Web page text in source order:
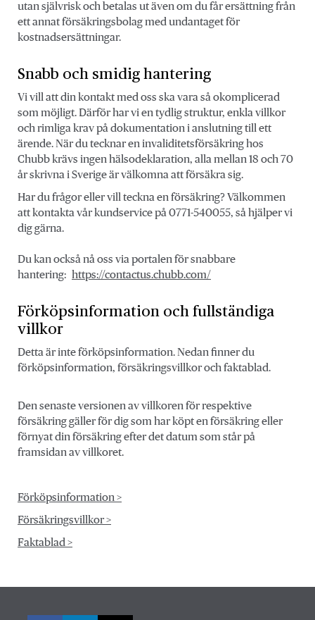
utan självrisk och betalas ut även om du får ersättning från
ett annat försäkringsbolag med undantaget för
kostnadsersättningar.
Snabb och smidig hantering
Vi vill att din kontakt med oss ska vara så okomplicerad
som möjligt. Därför har vi en tydlig struktur, enkla villkor
och rimliga krav på dokumentation i anslutning till ett
ärende. När du tecknar en invaliditetsförsäkring hos
Chubb krävs ingen hälsodeklaration, alla mellan 18 och 70
år skrivna i Sverige är välkomna att försäkra sig.
Har du frågor eller vill teckna en försäkring? Välkommen
att kontakta vår kundservice på 0771-540055, så hjälper vi
dig gärna.
Du kan också nå oss via portalen för snabbare
hantering:
https://contactus.chubb.com/
Förköpsinformation och fullständiga
villkor
Detta är inte förköpsinformation. Nedan finner du
förköpsinformation, försäkringsvillkor och faktablad.
Den senaste versionen av villkoren för respektive
försäkring gäller för dig som har köpt en försäkring eller
förnyat din försäkring efter det datum som står på
framsidan av villkoret.
Förköpsinformation >
Försäkringsvillkor >
Faktablad >